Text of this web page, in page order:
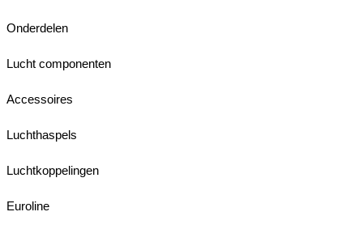
Onderdelen
Lucht componenten
Accessoires
Luchthaspels
Luchtkoppelingen
Euroline